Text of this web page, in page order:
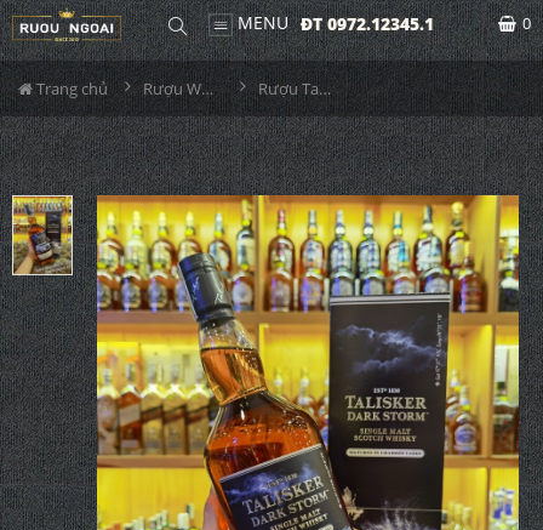
MENU ĐT 0972.12345.1 0
Trang chủ Rượu Whisky Rượu Talisker Dark Storm 1000ml